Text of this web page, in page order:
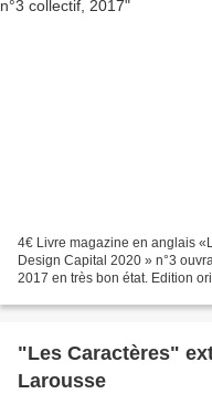
4€ Livre magazine en anglais
Design Capital 2020 » n°3
2017 en très bon état. Edition
"Les Caractères"
Larousse